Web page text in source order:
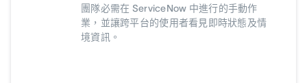
團隊必需在 ServiceNow 中進行的手動作
業，並讓跨平台的使用者看見即時狀態及情
境資訊。